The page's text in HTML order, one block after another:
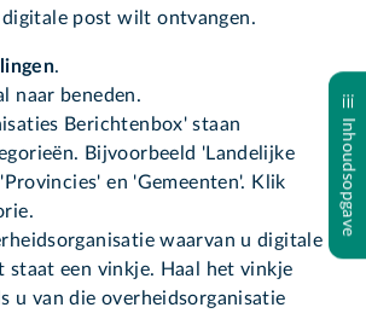
post wilt ontvangen.
.
naar beneden.
Berichtenbox' staan
Bijvoorbeeld 'Landelijke
en 'Gemeenten'. Klik
waarvan u digitale
staat een vinkje. Haal het vinkje
u van die overheidsorganisatie
Inhoudsopgave